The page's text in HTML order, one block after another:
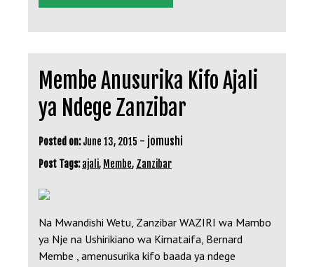
Membe Anusurika Kifo Ajali
ya Ndege Zanzibar
Posted on: June 13, 2015 - jomushi
Post Tags:ajali, Membe, Zanzibar
Na Mwandishi Wetu, Zanzibar WAZIRI wa Mambo
ya Nje na Ushirikiano wa Kimataifa, Bernard
Membe , amenusurika kifo baada ya ndege